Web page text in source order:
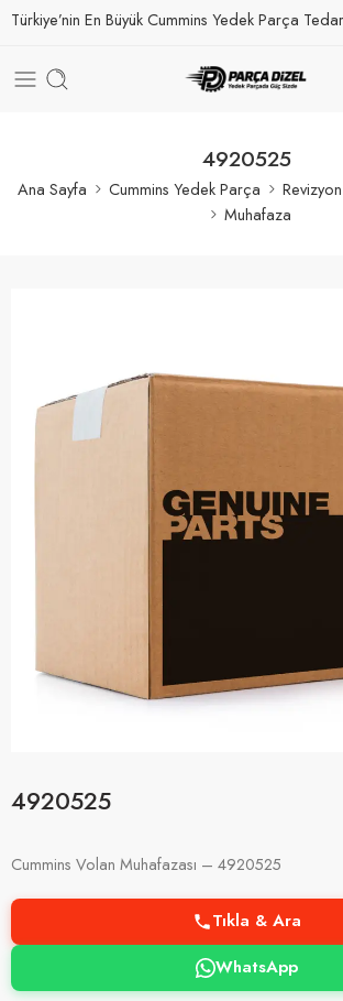
Türkiye’nin En Büyük Cummins Yedek Parça
4920525
Ana Sayfa Cummins Yedek Parça
Muhafaza
4920525
Cummins Volan Muhafazası – 4920525
Tıkla & Ara
WhatsApp